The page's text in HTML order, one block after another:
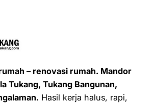
– renovasi rumah. Mandor
Tukang, Tukang Bangunan,
Hasil kerja halus, rapi,